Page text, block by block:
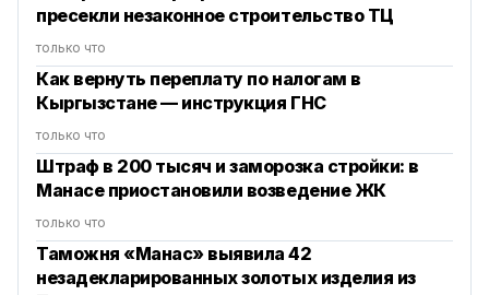
пресекли незаконное строительство ТЦ
только что
Как вернуть переплату по налогам в
Кыргызстане — инструкция ГНС
только что
Штраф в 200 тысяч и заморозка стройки: в
Манасе приостановили возведение ЖК
только что
Таможня «Манас» выявила 42
незадекларированных золотых изделия из